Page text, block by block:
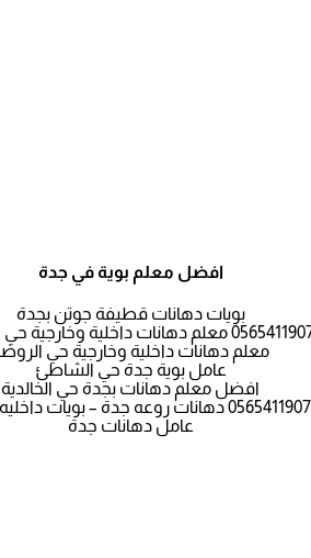
افضل معلم بوية في جدة
بويات دهانات قطيفة جوتن بجدة
معلم دهانات داخلية وخارجية حي
عامل بوية جدة حي الشاطئ
افضل معلم دهانات بجدة حي الخالدية
عامل دهانات جدة